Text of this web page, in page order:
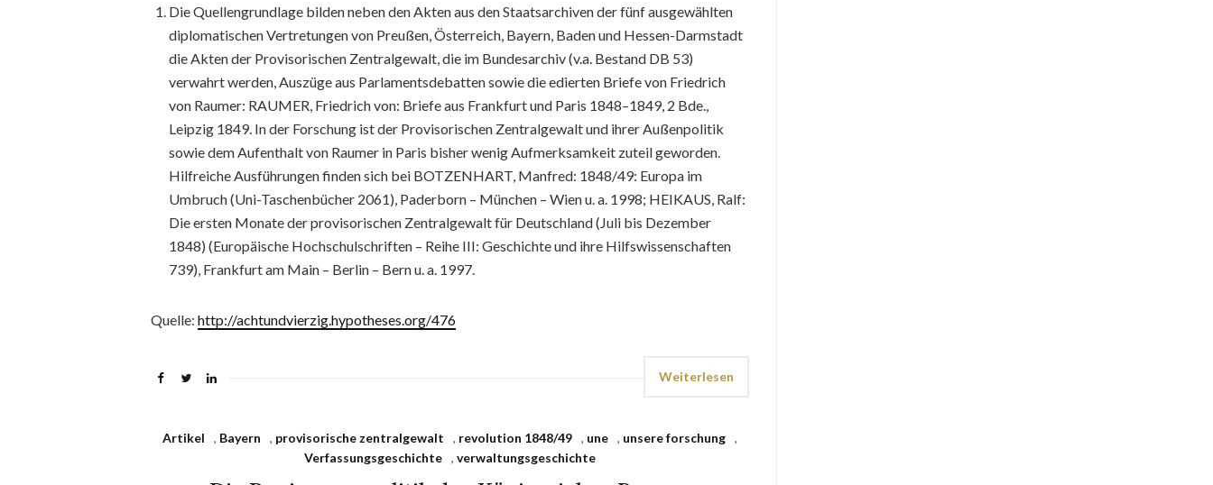
Die Quellengrundlage bilden neben den Akten aus den Staatsarchiven der fünf ausgewählten
diplomatischen Vertretungen von Preußen, Österreich, Bayern, Baden und Hessen-Darmstadt
die Akten der Provisorischen Zentralgewalt, die im Bundesarchiv (v.a. Bestand DB 53)
verwahrt werden, Auszüge aus Parlamentsdebatten sowie die edierten Briefe von Friedrich
von Raumer: RAUMER, Friedrich von: Briefe aus Frankfurt und Paris 1848–1849, 2 Bde.,
Leipzig 1849. In der Forschung ist der Provisorischen Zentralgewalt und ihrer Außenpolitik
sowie dem Aufenthalt von Raumer in Paris bisher wenig Aufmerksamkeit zuteil geworden.
Hilfreiche Ausführungen finden sich bei BOTZENHART, Manfred: 1848/49: Europa im
Umbruch (Uni-Taschen­bücher 2061), Paderborn – München – Wien u. a. 1998; HEIKAUS, Ralf:
Die ersten Monate der provisorischen Zentralgewalt für Deutschland (Juli bis Dezember
1848) (Europäische Hochschulschriften – Reihe III: Geschichte und ihre Hilfswissenschaften
739), Frankfurt am Main – Berlin – Bern u. a. 1997.
Quelle: http://achtundvierzig.hypotheses.org/476
Weiterlesen
Artikel , Bayern , provisorische zentralgewalt , revolution 1848/49 , une , unsere forschung ,
Verfassungsgeschichte ,verwaltungsgeschichte